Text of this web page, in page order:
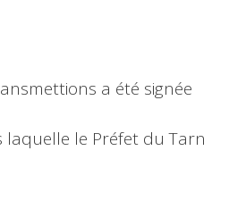
a été signée
laquelle le Préfet du Tarn